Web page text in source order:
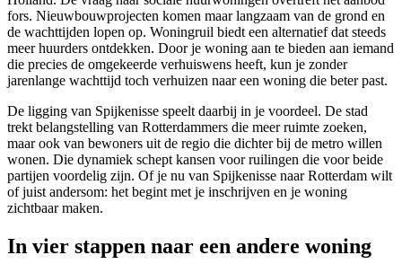
fors. Nieuwbouwprojecten komen maar langzaam van de grond en
de wachttijden lopen op. Woningruil biedt een alternatief dat steeds
meer huurders ontdekken. Door je woning aan te bieden aan iemand
die precies de omgekeerde verhuiswens heeft, kun je zonder
jarenlange wachttijd toch verhuizen naar een woning die beter past.
De ligging van Spijkenisse speelt daarbij in je voordeel. De stad
trekt belangstelling van Rotterdammers die meer ruimte zoeken,
maar ook van bewoners uit de regio die dichter bij de metro willen
wonen. Die dynamiek schept kansen voor ruilingen die voor beide
partijen voordelig zijn. Of je nu van Spijkenisse naar Rotterdam wilt
of juist andersom: het begint met je inschrijven en je woning
zichtbaar maken.
In vier stappen naar een andere woning